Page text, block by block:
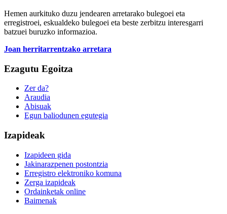
Hemen aurkituko duzu jendearen arretarako bulegoei eta
erregistroei, eskualdeko bulegoei eta beste zerbitzu interesgarri
batzuei buruzko informazioa.
Joan herritarrentzako arretara
Ezagutu Egoitza
Zer da?
Araudia
Abisuak
Egun baliodunen egutegia
Izapideak
Izapideen gida
Jakinarazpenen postontzia
Erregistro elektroniko komuna
Zerga izapideak
Ordainketak online
Baimenak